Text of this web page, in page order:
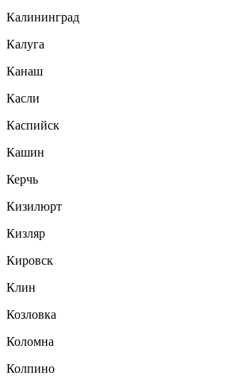
Калининград
Калуга
Канаш
Касли
Каспийск
Кашин
Керчь
Кизилюрт
Кизляр
Кировск
Клин
Козловка
Коломна
Колпино